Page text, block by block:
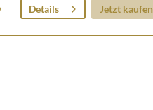
Details
Jetzt kaufen